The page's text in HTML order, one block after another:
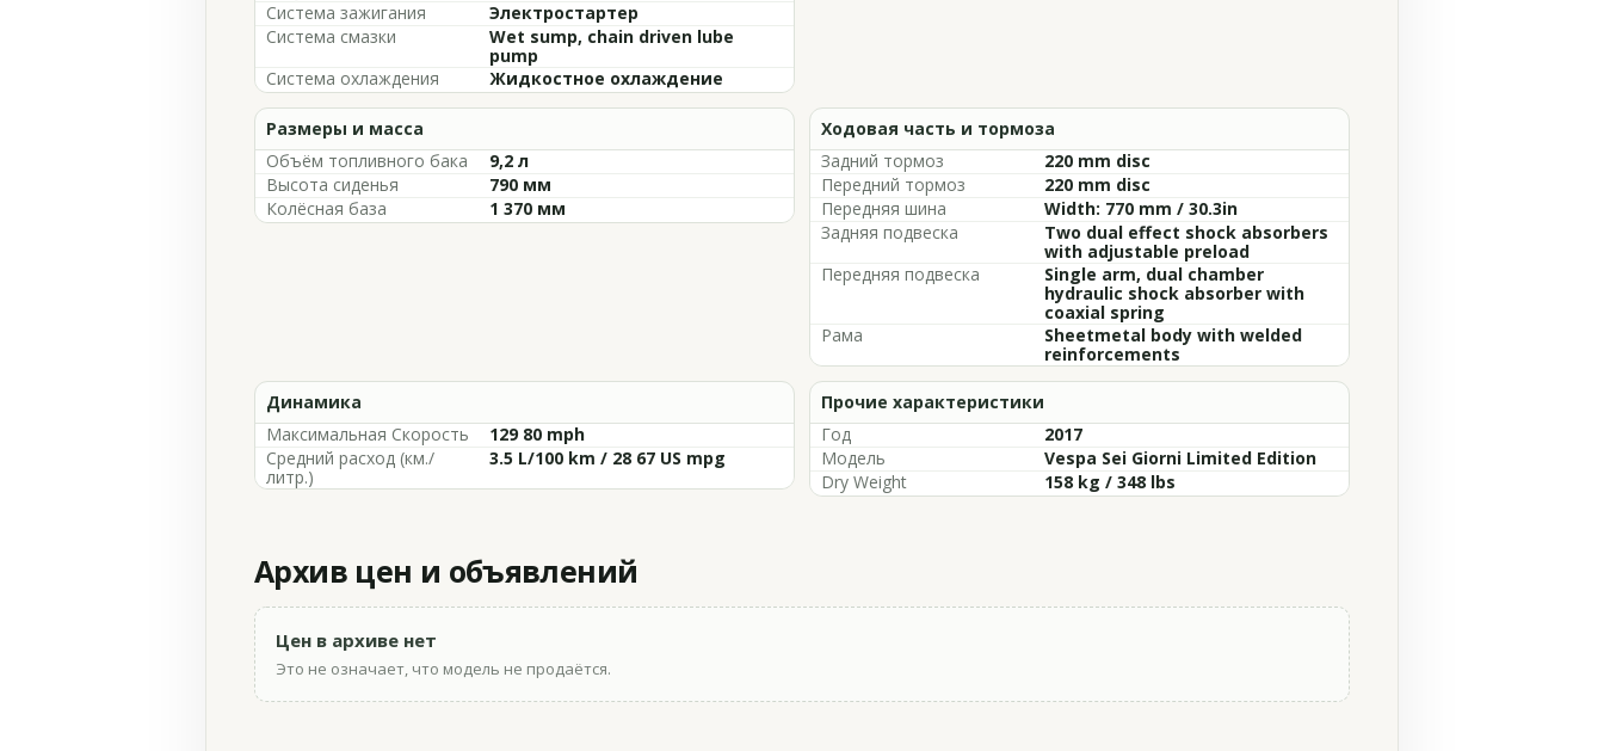
Система зажигания
Электростартер
Система смазки
Wet sump, chain driven lube
pump
Система охлаждения
Жидкостное охлаждение
Размеры и масса
Объём топливного бака
9,2 л
Высота сиденья
790 мм
Колёсная база
1 370 мм
Ходовая часть и тормоза
Задний тормоз
220 mm disc
Передний тормоз
220 mm disc
Передняя шина
Width: 770 mm / 30.3in
Задняя подвеска
Two dual effect shock absorbers
with adjustable preload
Передняя подвеска
Single arm, dual chamber
hydraulic shock absorber with
coaxial spring
Рама
Sheetmetal body with welded
reinforcements
Динамика
Максимальная Скорость
129 80 mph
Средний расход (км./
литр.)
3.5 L/100 km / 28 67 US mpg
Прочие характеристики
Год
2017
Модель
Vespa Sei Giorni Limited Edition
Dry Weight
158 kg / 348 lbs
Архив цен и объявлений
Цен в архиве нет
Это не означает, что модель не продаётся.